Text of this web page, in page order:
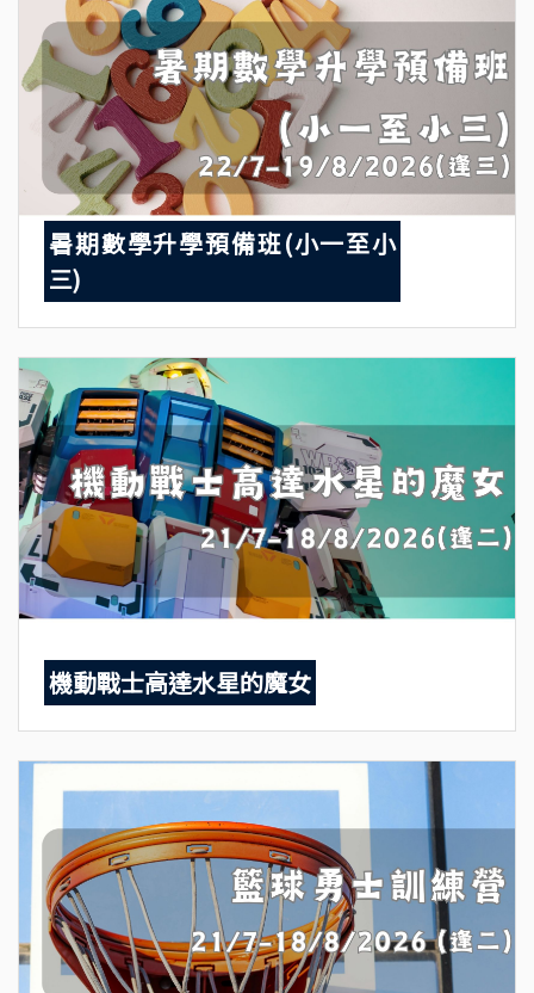
暑期數學升學預備班(小一至小
三)
機動戰士高達水星的魔女